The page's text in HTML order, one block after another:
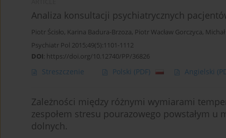
Analiza konsultacji psychiatrycznych
Piotr Ścisło, Karina Badura-Brzoza, Piotr Wacław Gorczyca,
Psychiatr Pol 2015;49(5):1101-1112
DOI: https://doi.org/10.12740/PP/36826
Streszczenie Polski (PDF) Angielski
Zależności między różnymi wymiarami
zespołem stresu pourazowego powstałym u
dolnych.